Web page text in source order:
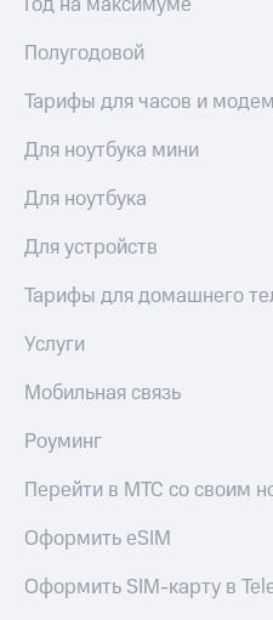
Пополнить
номер
МТС
Настройки
номер
оператора
Оплата
Переводы
на карту
по QR-
Полугодовой
Тарифы для часов и
Для ноутбука мини
Для ноутбука
Для устройств
Тарифы для домашнего
Услуги
Мобильная связь
Роуминг
Перейти в МТС со своим
Оформить eSIM
Оформить SIM-карту в